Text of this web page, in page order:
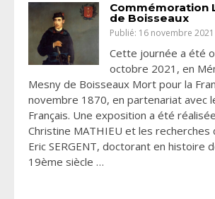
Commémoration
de Boisseaux
Publié: 16 novembre 2021
Cette journée a été
octobre 2021, en
Mesny de Boisseaux Mort pour la
novembre 1870, en partenariat avec
Français. Une exposition a été
Christine MATHIEU et les recherches
Eric SERGENT, doctorant en histoire
19ème siècle …